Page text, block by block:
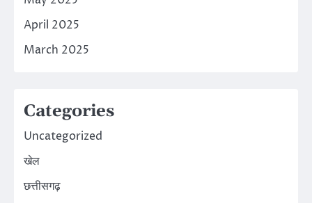
April 2025
March 2025
Categories
Uncategorized
खेल
छत्तीसगढ़